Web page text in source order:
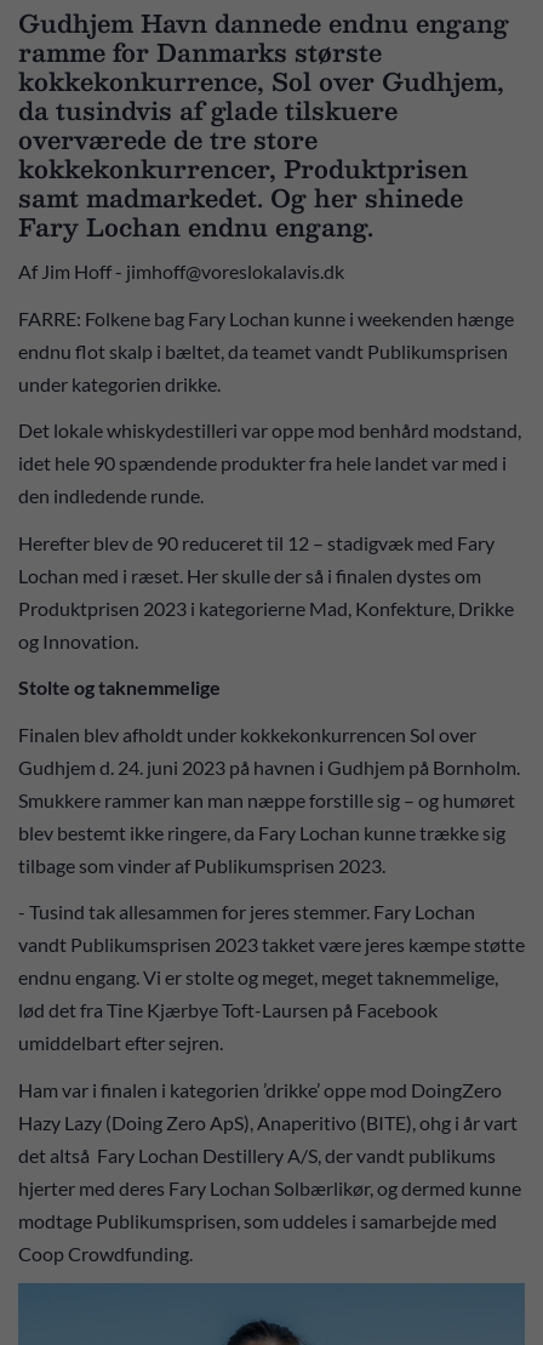
Gudhjem Havn dannede endnu engang
ramme for Danmarks største
kokkekonkurrence, Sol over Gudhjem,
da tusindvis af glade tilskuere
overværede de tre store
kokkekonkurrencer, Produktprisen
samt madmarkedet. Og her shinede
Fary Lochan endnu engang.
Af Jim Hoff - jimhoff@voreslokalavis.dk
FARRE: Folkene bag Fary Lochan kunne i weekenden hænge
endnu flot skalp i bæltet, da teamet vandt Publikumsprisen
under kategorien drikke.
Det lokale whiskydestilleri var oppe mod benhård modstand,
idet hele 90 spændende produkter fra hele landet var med i
den indledende runde.
Herefter blev de 90 reduceret til 12 – stadigvæk med Fary
Lochan med i ræset. Her skulle der så i finalen dystes om
Produktprisen 2023 i kategorierne Mad, Konfekture, Drikke
og Innovation.
Stolte og taknemmelige
Finalen blev afholdt under kokkekonkurrencen Sol over
Gudhjem d. 24. juni 2023 på havnen i Gudhjem på Bornholm.
Smukkere rammer kan man næppe forstille sig – og humøret
blev bestemt ikke ringere, da Fary Lochan kunne trække sig
tilbage som vinder af Publikumsprisen 2023.
- Tusind tak allesammen for jeres stemmer. Fary Lochan
vandt Publikumsprisen 2023 takket være jeres kæmpe støtte
endnu engang. Vi er stolte og meget, meget taknemmelige,
lød det fra Tine Kjærbye Toft-Laursen på Facebook
umiddelbart efter sejren.
Ham var i finalen i kategorien ’drikke’ oppe mod DoingZero
Hazy Lazy (Doing Zero ApS), Anaperitivo (BITE), ohg i år vart
det altså Fary Lochan Destillery A/S, der vandt publikums
hjerter med deres Fary Lochan Solbærlikør, og dermed kunne
modtage Publikumsprisen, som uddeles i samarbejde med
Coop Crowdfunding.